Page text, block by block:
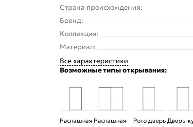
Страна происхождения:
Бренд:
Коллекция:
Материал:
Все характеристики
Возможные типы открывания:
Распашная Распашная
Рото дверь Дверь-